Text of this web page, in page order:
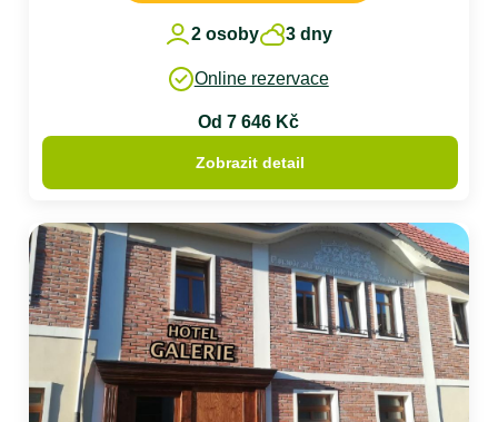
2 osoby 3 dny
Online rezervace
Od 7 646 Kč
Zobrazit detail